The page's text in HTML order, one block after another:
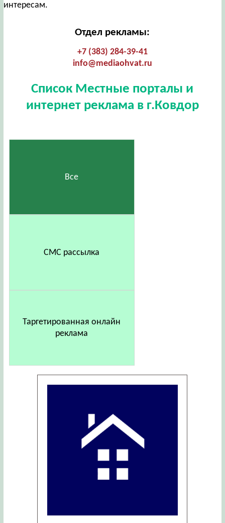
интересам.
Отдел рекламы:
+7 (383) 284-39-41
info@mediaohvat.ru
Список Местные порталы и
интернет реклама в г.Ковдор
Все
СМС рассылка
Таргетированная онлайн
реклама